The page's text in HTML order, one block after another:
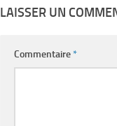
LAISSER UN
Commentaire*